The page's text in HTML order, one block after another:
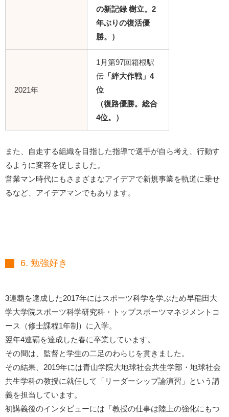
の新記録 樹立。2
年ぶりの復活優
勝。）
2021年
1月第97回箱根駅
伝 「絆大作戦」 4
位
（復路優勝。総合
4位。）
また、自走する組織を目指した指導で選手が自ら考え、行動す
るように変容を促しました。
営業マン時代にもさまざまなアイデアで新規事業を軌道に乗せ
るなど、アイデアマンでもあります。
6. 勉強好き
3連覇を達成した2017年にはスポーツ科学を学ぶため早稲田大
学大学院スポーツ科学研究科・トップスポーツマネジメントコ
ース（修士課程1年制）に入学。
翌年4連覇を達成した春に卒業しています。
その間は、監督と学生の二足のわらじを貫きました。
その結果、2019年には青山学院大地球社会共生学部・地球社会
共生学科の教授に就任して「リーダーシップ論演習」という講
義を担当しています。
初講義後のインタビューには「教授の仕事は陸上の強化にもつ